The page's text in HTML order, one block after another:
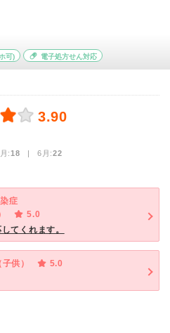
可) 電子処方せん対応
3.90
:18 | 6月:22
症
5.0
てくれます。
供）
5.0